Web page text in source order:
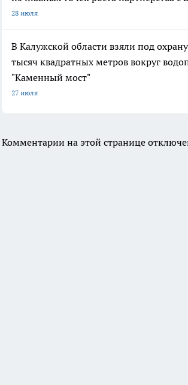
28 июля
В Калужской области взяли под
тысяч квадратных метров вокруг
"Каменный мост"
27 июля
Комментарии на этой странице